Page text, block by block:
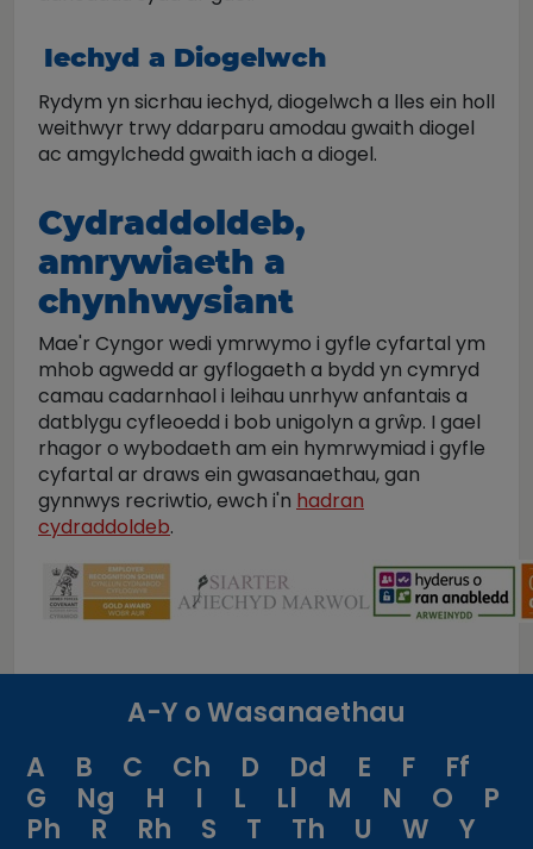
Iechyd a Diogelwch
Rydym yn sicrhau iechyd, diogelwch a lles ein holl
weithwyr trwy ddarparu amodau gwaith diogel
ac amgylchedd gwaith iach a diogel.
Cydraddoldeb,
amrywiaeth a
chynhwysiant
Mae'r Cyngor wedi ymrwymo i gyfle cyfartal ym
mhob agwedd ar gyflogaeth a bydd yn cymryd
camau cadarnhaol i leihau unrhyw anfantais a
datblygu cyfleoedd i bob unigolyn a grŵp. I gael
rhagor o wybodaeth am ein hymrwymiad i gyfle
cyfartal ar draws ein gwasanaethau, gan
gynnwys recriwtio, ewch i'n hadran
cydraddoldeb.
A-Y o Wasanaethau
A
B C Ch D Dd E F
Ff
G
Ng H I L Ll M N O
P
Ph
R Rh S T Th U W Y